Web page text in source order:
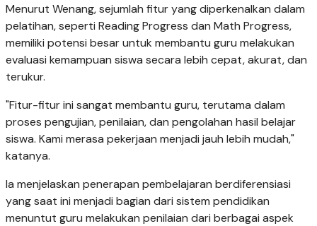
Menurut Wenang, sejumlah fitur yang diperkenalkan dalam
pelatihan, seperti Reading Progress dan Math Progress,
memiliki potensi besar untuk membantu guru melakukan
evaluasi kemampuan siswa secara lebih cepat, akurat, dan
terukur.
"Fitur-fitur ini sangat membantu guru, terutama dalam
proses pengujian, penilaian, dan pengolahan hasil belajar
siswa. Kami merasa pekerjaan menjadi jauh lebih mudah,"
katanya.
Ia menjelaskan penerapan pembelajaran berdiferensiasi
yang saat ini menjadi bagian dari sistem pendidikan
menuntut guru melakukan penilaian dari berbagai aspek